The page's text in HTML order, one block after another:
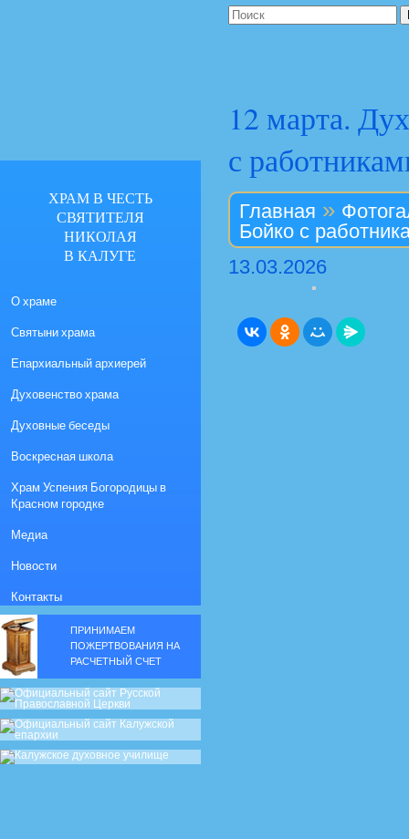
12 марта.
с
Главная »
Бойко с
13.03.2026
ХРАМ В ЧЕСТЬ
СВЯТИТЕЛЯ
НИКОЛАЯ
В КАЛУГЕ
О храме
Святыни храма
Епархиальный архиерей
Духовенство храма
Духовные беседы
Воскресная школа
Храм Успения Богородицы в
Красном городке
Медиа
Новости
Контакты
ПРИНИМАЕМ
ПОЖЕРТВОВАНИЯ НА
РАСЧЕТНЫЙ СЧЕТ